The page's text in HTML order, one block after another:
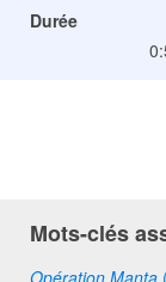
Durée
Mots-clés
Opération Manta